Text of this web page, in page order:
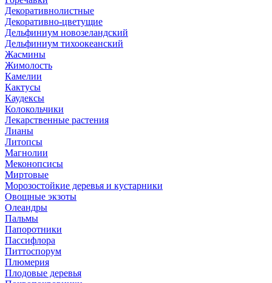
Декоративнолистные
Декоративно-цветущие
Дельфиниум новозеландский
Дельфиниум тихоокеанский
Жасмины
Жимолость
Камелии
Кактусы
Каудексы
Колокольчики
Лекарственные растения
Лианы
Литопсы
Магнолии
Меконопсисы
Миртовые
Морозостойкие деревья и кустарники
Овощные экзоты
Олеандры
Пальмы
Папоротники
Пассифлора
Питтоспорум
Плюмерия
Плодовые деревья